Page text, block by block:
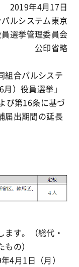
2019年4月17日
ルシステム東京
選挙管理委員会
公印省略
組合パルシステ
）役員選挙」
び第16条に基づ
届出期間の延長
す。（総代・
の）
4月1日（月）